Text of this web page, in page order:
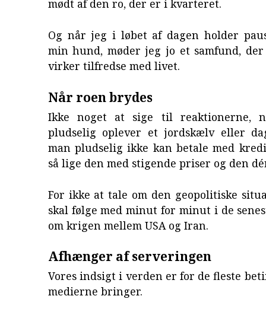
mødt af den ro, der er i kvarteret.
Og når jeg i løbet af dagen holder
min hund, møder jeg jo et samfund, der
virker tilfredse med livet.
Når roen brydes
Ikke noget at sige til reaktionerne,
pludselig oplever et jordskælv eller
man pludselig ikke kan betale med
så lige den med stigende priser og den
For ikke at tale om den geopolitiske
skal følge med minut for minut i de
om krigen mellem USA og Iran.
Afhænger af serveringen
Vores indsigt i verden er for de fleste
medierne bringer.